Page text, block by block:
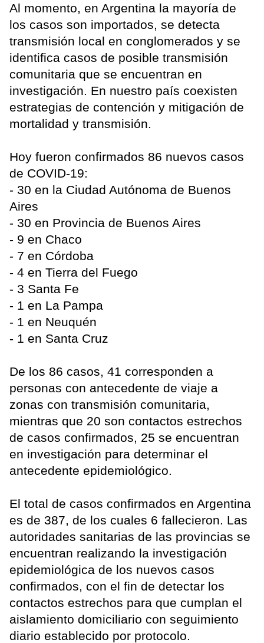
Al momento, en Argentina la mayoría de
los casos son importados, se detecta
transmisión local en conglomerados y se
identifica casos de posible transmisión
comunitaria que se encuentran en
investigación. En nuestro país coexisten
estrategias de contención y mitigación de
mortalidad y transmisión.
Hoy fueron confirmados 86 nuevos casos
de COVID-19:
- 30 en la Ciudad Autónoma de Buenos
Aires
- 30 en Provincia de Buenos Aires
- 9 en Chaco
- 7 en Córdoba
- 4 en Tierra del Fuego
- 3 Santa Fe
- 1 en La Pampa
- 1 en Neuquén
- 1 en Santa Cruz
De los 86 casos, 41 corresponden a
personas con antecedente de viaje a
zonas con transmisión comunitaria,
mientras que 20 son contactos estrechos
de casos confirmados, 25 se encuentran
en investigación para determinar el
antecedente epidemiológico.
El total de casos confirmados en Argentina
es de 387, de los cuales 6 fallecieron. Las
autoridades sanitarias de las provincias se
encuentran realizando la investigación
epidemiológica de los nuevos casos
confirmados, con el fin de detectar los
contactos estrechos para que cumplan el
aislamiento domiciliario con seguimiento
diario establecido por protocolo.